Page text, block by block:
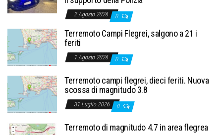
2 Agosto 2026 0
Terremoto Campi Flegrei, salgono a 21 i
feriti
1 Agosto 2026 0
Terremoto campi flegrei, dieci feriti. Nuova
scossa di magnitudo 3.8
31 Luglio 2026 0
Terremoto di magnitudo 4.7 in area flegrea